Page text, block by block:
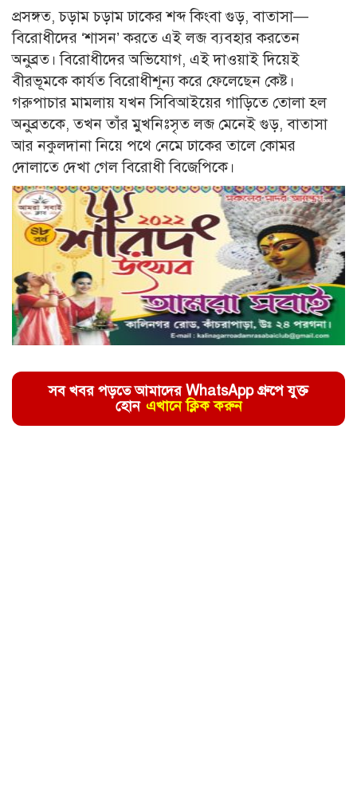
প্রসঙ্গত, চড়াম চড়াম ঢাকের শব্দ কিংবা গুড়, বাতাসা—
বিরোধীদের ‘শাসন’ করতে এই লব্জ ব্যবহার করতেন
অনুব্রত। বিরোধীদের অভিযোগ, এই দাওয়াই দিয়েই
বীরভূমকে কার্যত বিরোধীশূন্য করে ফেলেছেন কেষ্ট।
গরুপাচার মামলায় যখন সিবিআইয়ের গাড়িতে তোলা হল
অনুব্রতকে, তখন তাঁর মুখনিঃসৃত লব্জ মেনেই গুড়, বাতাসা
আর নকুলদানা নিয়ে পথে নেমে ঢাকের তালে কোমর
দোলাতে দেখা গেল বিরোধী বিজেপিকে।
সব খবর পড়তে আমাদের WhatsApp গ্রুপে যুক্ত
হোন এখানে ক্লিক করুন